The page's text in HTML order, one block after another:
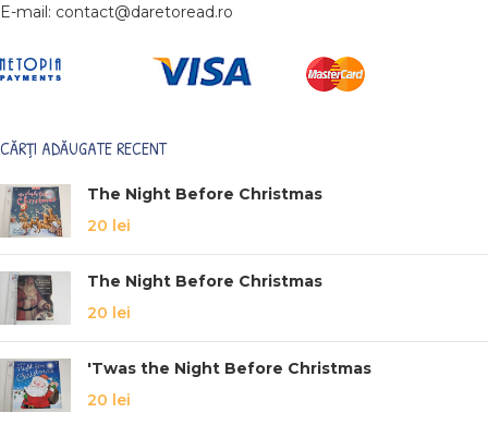
E-mail: contact@daretoread.ro
CĂRȚI ADĂUGATE RECENT
The Night Before Christmas
20 lei
The Night Before Christmas
20 lei
'Twas the Night Before Christmas
20 lei